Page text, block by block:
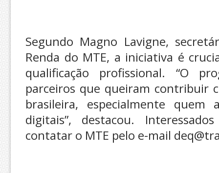
Segundo Magno Lavigne,
Renda do MTE, a iniciativa é
qualificação profissional. “O
parceiros que queiram contribuir
brasileira, especialmente quem
digitais”, destacou.
contatar o MTE pelo e-mail